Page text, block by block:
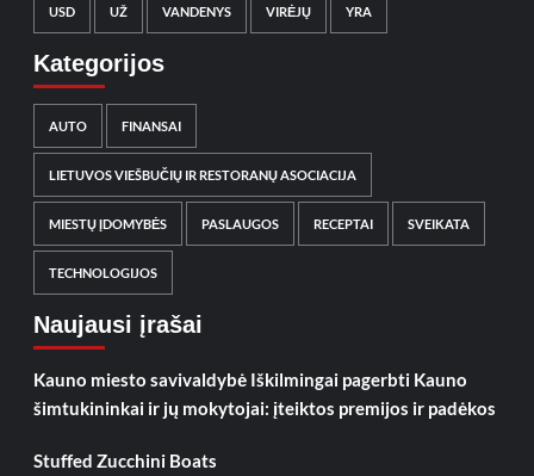
USD UŽ VANDENYS VIRĖJŲ YRA
Kategorijos
AUTO FINANSAI
LIETUVOS VIEŠBUČIŲ IR RESTORANŲ ASOCIACIJA
MIESTŲ ĮDOMYBĖS PASLAUGOS RECEPTAI SVEIKATA
TECHNOLOGIJOS
Naujausi įrašai
Kauno miesto savivaldybė Iškilmingai pagerbti Kauno
šimtukininkai ir jų mokytojai: įteiktos premijos ir padėkos
Stuffed Zucchini Boats